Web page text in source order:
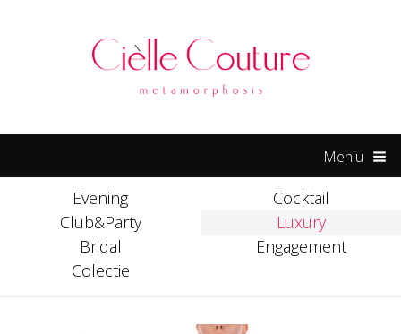
Meniu
Evening
Cocktail
Club&Party
Luxury
Bridal
Engagement
Colectie